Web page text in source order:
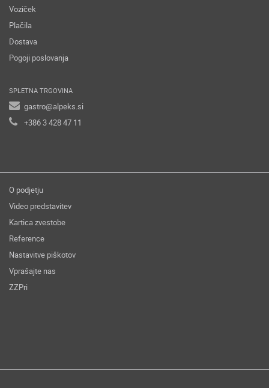
Voziček
Plačila
Dostava
Pogoji poslovanja
SPLETNA TRGOVINA
gastro@alpeks.si
+386 3 428 47 11
O podjetju
Video predstavitev
Kartica zvestobe
Reference
Nastavitve piškotov
Vprašajte nas
ZZPri